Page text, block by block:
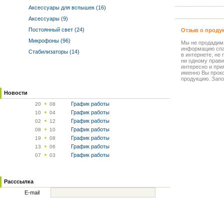
Аксессуары для вспышек (16)
Аксессуары (9)
Постоянный свет (24)
Микрофоны (96)
Стабилизаторы (14)
Новости
20 08 График работы
10 04 График работы
02 12 График работы
08 10 График работы
19 08 График работы
13 06 График работы
07 03 График работы
Расссылка
E-mail
Отзыв о
Мы не
информацию
в интернете, не
ни одному
интересно и
именно Вы
продукцию.